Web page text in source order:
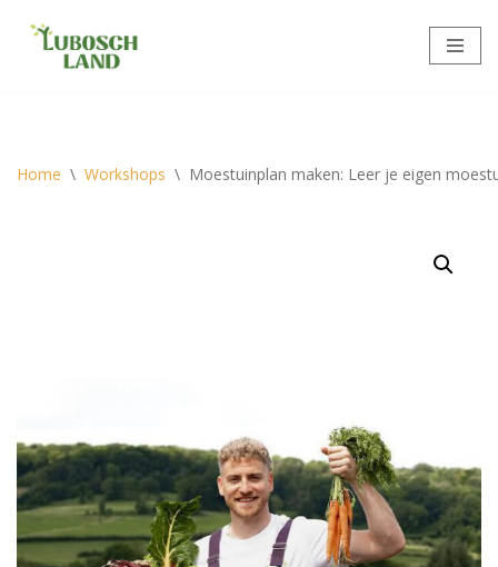
Meteen
Home \ Workshops \ Moestuinplan maken: Leer je eigen